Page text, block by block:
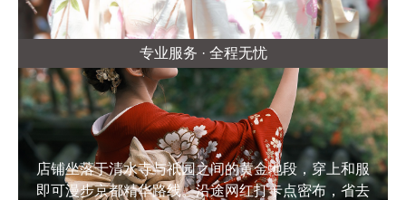
专业服务 · 全程无忧
店铺坐落于清水寺与祇园之间的黄金地段，穿上和服
即可漫步京都精华路线。沿途网红打卡点密布，省去